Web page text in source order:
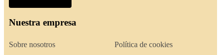
Nuestra empresa
Sobre nosotros
Política de cookies